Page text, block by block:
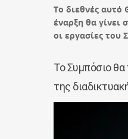
Το διεθνές αυτό
έναρξη θα
οι εργασίες του
Το Συμπόσιο
της